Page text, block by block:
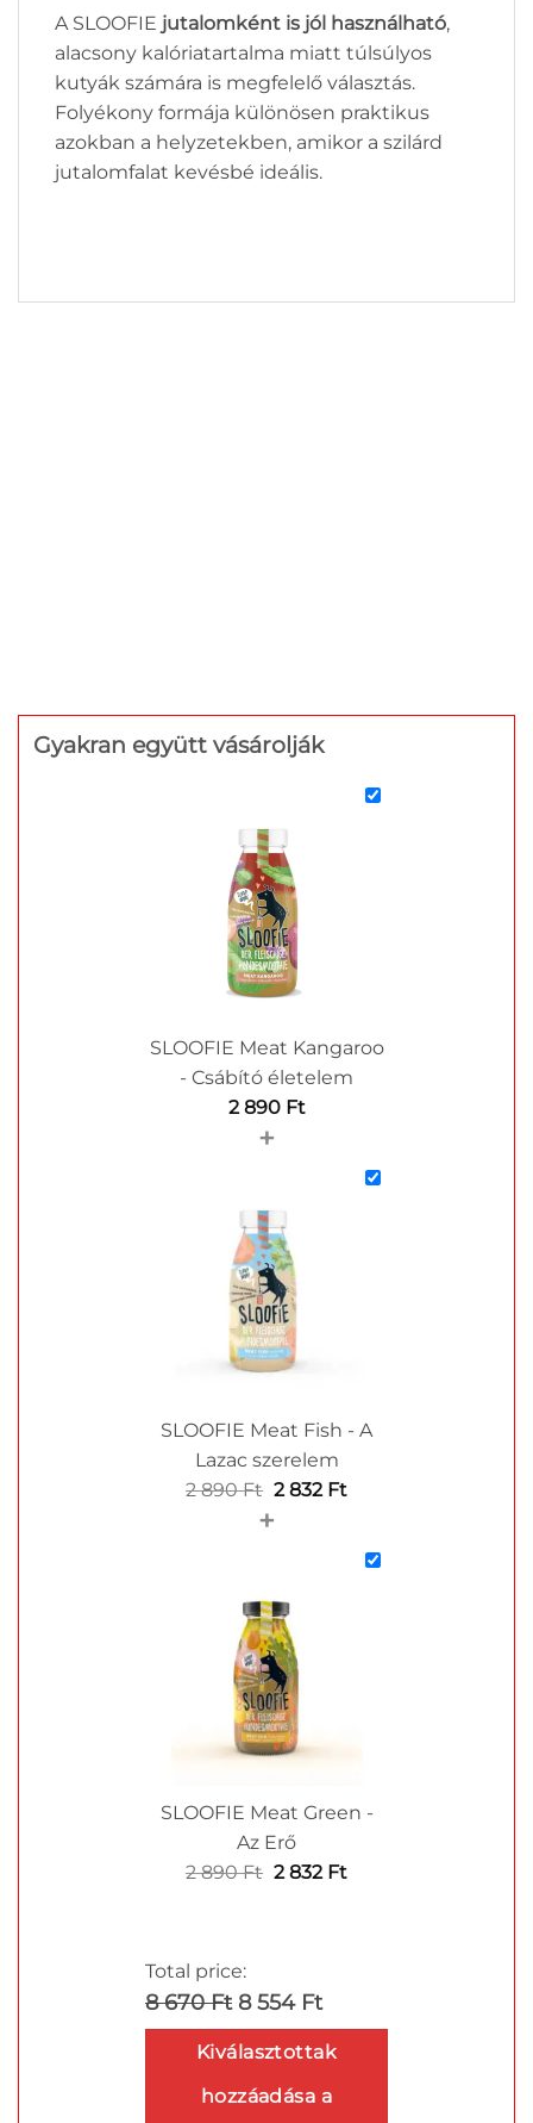
A SLOOFIE jutalomként is jól használható,
alacsony kalóriatartalma miatt túlsúlyos
kutyák számára is megfelelő választás.
Folyékony formája különösen praktikus
azokban a helyzetekben, amikor a szilárd
jutalomfalat kevésbé ideális.
Gyakran együtt vásárolják
SLOOFIE Meat Kangaroo
- Csábító életelem
2 890 Ft
+
SLOOFIE Meat Fish - A
Lazac szerelem
2 890Ft Original
price
890 Ft.
2 832 FtCurrent
+
SLOOFIE Meat Green -
Az Erő
2 890Ft Original
890 Ft.
2 832 FtCurrent
Total price:
8 670 Ft 8 554 Ft
Kiválasztottak
hozzáadása a